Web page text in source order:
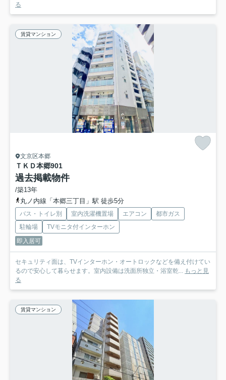
る
賃貸マンション
文京区本郷
ＴＫＤ本郷901
過去掲載物件
/築13年
丸ノ内線「本郷三丁目」駅 徒歩5分
バス・トイレ別 室内洗濯機置場 エアコン
都市ガス
駐輪場
TVモニタ付インターホン
即入居可
セキュリティ面は、TVインターホン・オートロックなどを備え付けてい
るので安心して暮らせます。室内設備は洗面所独立・浴室乾... もっと見
る
賃貸マンション